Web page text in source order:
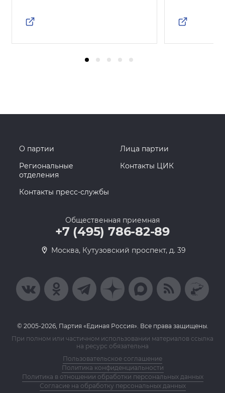
О партии
Лица партии
Региональные
отделения
Контакты ЦИК
Контакты пресс-службы
Общественная приемная
+7 (495) 786-82-89
Москва, Кутузовский проспект, д. 39
© 2005-2026, Партия «Единая Россия». Все права защищены.
При полном или частичном использовании материалов ссылка
на ресурс обязательна
Пользовательское соглашение
Политика конфиденциальности
Политика в отношении обработки персональных данных
Согласие на обработку персональных данных